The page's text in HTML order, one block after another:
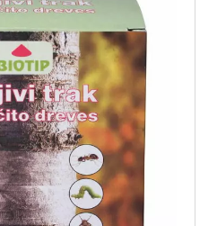
navezujejo na vas, vaše
skrbijo, da vaše spletno mesto
Te informacije običajno
identitete, vendar vam lahko
uporabniško izkušnjo.
zavrnete. Klikajte različna
več informacij in spremenite
določenih vrst piškotkov vpliva
mesta in naše storitve.
Vedno aktivni